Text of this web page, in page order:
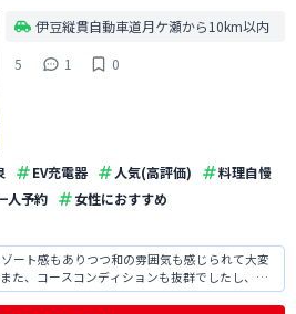
伊豆縦貫自動車道月ケ瀬から10km以内
5
1 0
EV充電器 人気(高評価)
料理自慢
人予約
女性におすすめ
ート感もありつつ和の雰囲気も感じられて大変
た、コースコンディションも抜群でしたし、ロ
大変気持ち良くラウンドでき満足でした。